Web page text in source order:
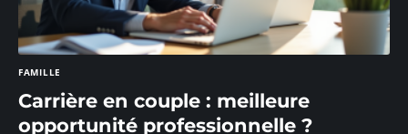
FAMILLE
Carrière en couple : meilleure
opportunité professionnelle ?